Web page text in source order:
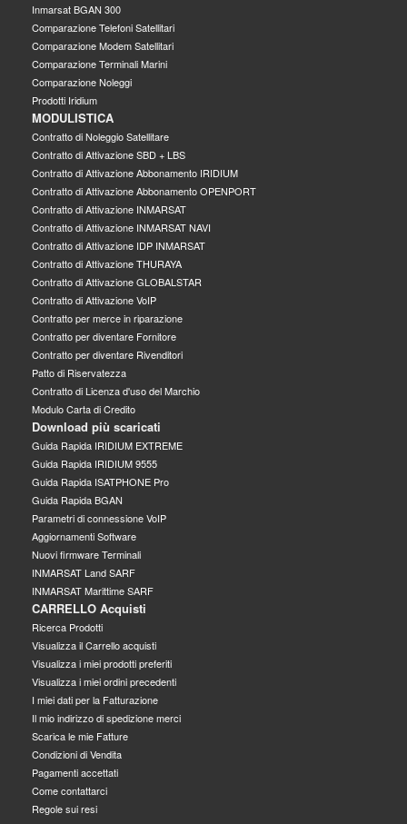
Inmarsat BGAN 300
Comparazione Telefoni Satellitari
Comparazione Modem Satellitari
Comparazione Terminali Marini
Comparazione Noleggi
Prodotti Iridium
MODULISTICA
Contratto di Noleggio Satellitare
Contratto di Attivazione SBD + LBS
Contratto di Attivazione Abbonamento IRIDIUM
Contratto di Attivazione Abbonamento OPENPORT
Contratto di Attivazione INMARSAT
Contratto di Attivazione INMARSAT NAVI
Contratto di Attivazione IDP INMARSAT
Contratto di Attivazione THURAYA
Contratto di Attivazione GLOBALSTAR
Contratto di Attivazione VoIP
Contratto per merce in riparazione
Contratto per diventare Fornitore
Contratto per diventare Rivenditori
Patto di Riservatezza
Contratto di Licenza d'uso del Marchio
Modulo Carta di Credito
Download più scaricati
Guida Rapida IRIDIUM EXTREME
Guida Rapida IRIDIUM 9555
Guida Rapida ISATPHONE Pro
Guida Rapida BGAN
Parametri di connessione VoIP
Aggiornamenti Software
Nuovi firmware Terminali
INMARSAT Land SARF
INMARSAT Marittime SARF
CARRELLO Acquisti
Ricerca Prodotti
Visualizza il Carrello acquisti
Visualizza i miei prodotti preferiti
Visualizza i miei ordini precedenti
I miei dati per la Fatturazione
Il mio indirizzo di spedizione merci
Scarica le mie Fatture
Condizioni di Vendita
Pagamenti accettati
Come contattarci
Regole sui resi